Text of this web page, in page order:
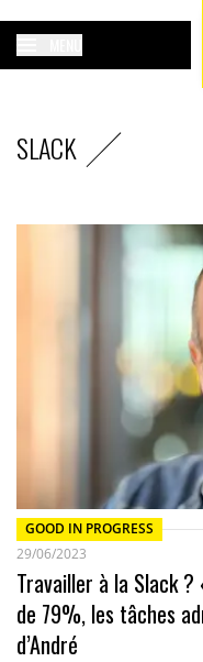
SLACK
GOOD IN PROGRESS
29/06/2023
Travailler à la Slack ?
de 79%, les tâches
d’André